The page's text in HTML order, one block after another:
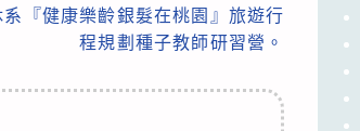
『健康樂齡銀髮在桃園』旅遊行
程規劃種子教師研習營。